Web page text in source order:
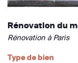
Rénovation du
Rénovation à Paris
Type de bien